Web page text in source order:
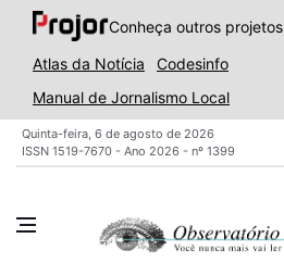
Conheça outros projetos
Atlas da Notícia
Codesinfo
Manual de Jornalismo Local
Quinta-feira, 6 de agosto de 2026
ISSN 1519-7670 - Ano 2026 - nº 1399